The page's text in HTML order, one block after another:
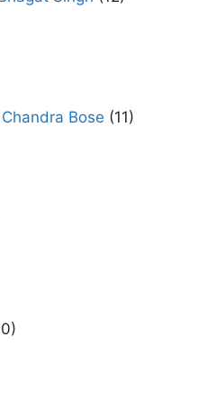
Chandra Bose (11)